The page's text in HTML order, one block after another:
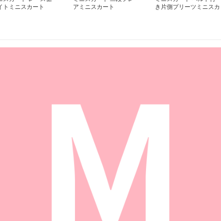
トミニスカート
アミニスカート
き片側プリーツミニスカ